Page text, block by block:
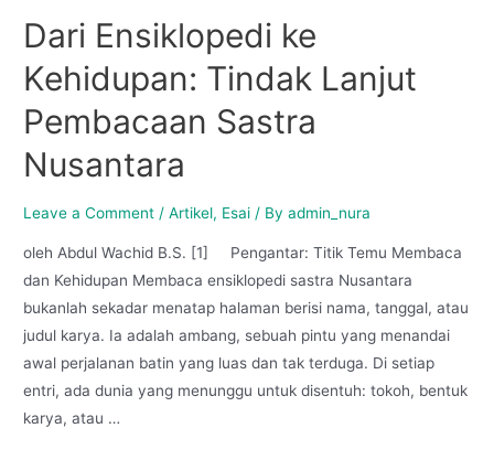
Dari Ensiklopedi ke
Kehidupan: Tindak Lanjut
Pembacaan Sastra
Nusantara
Leave a Comment /Artikel, Esai / Byadmin_nura
oleh Abdul Wachid B.S. [1] Pengantar: Titik Temu Membaca
dan Kehidupan Membaca ensiklopedi sastra Nusantara
bukanlah sekadar menatap halaman berisi nama, tanggal, atau
judul karya. Ia adalah ambang, sebuah pintu yang menandai
awal perjalanan batin yang luas dan tak terduga. Di setiap
entri, ada dunia yang menunggu untuk disentuh: tokoh, bentuk
karya, atau …